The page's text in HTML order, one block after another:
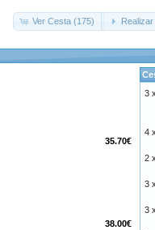
Ver Cesta (175)
35.70€
38.00€
3 x
4 x
2 x
3 x
3 x